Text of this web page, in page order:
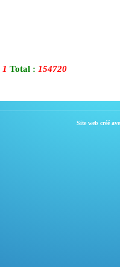
1 Total : 154720
Site web créé